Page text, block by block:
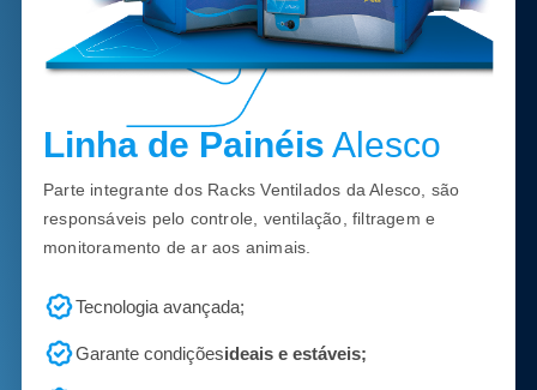
Linha de Painéis Alesco
Parte integrante dos Racks Ventilados da Alesco, são
responsáveis pelo controle, ventilação, filtragem e
monitoramento de ar aos animais.
Tecnologia avançada;
Garante condiçõesideais e estáveis;